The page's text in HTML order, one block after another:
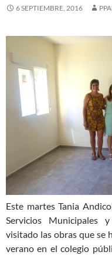
6 SEPTIEMBRE, 2016
Este martes Tania
Servicios Municipales
visitado las obras que se
verano en el colegio